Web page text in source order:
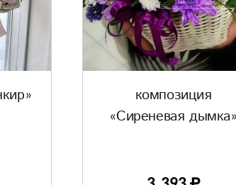
Композиция «Мятная
лилия»